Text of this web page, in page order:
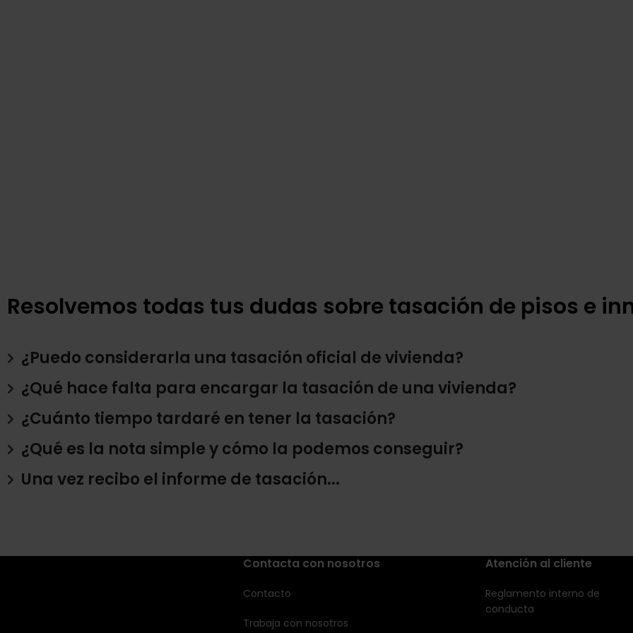
Resolvemos todas tus dudas sobre tasación de pisos e
¿Puedo considerarla una tasación oficial de vivienda?
¿Qué hace falta para encargar la tasación de una vivienda?
¿Cuánto tiempo tardaré en tener la tasación?
¿Qué es la nota simple y cómo la podemos conseguir?
Una vez recibo el informe de tasación...
Contacta con nosotros
Contacto
Trabaja con nosotros
Atención al cliente
Reglamento interno de
conducta